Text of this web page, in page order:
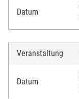
Datum
Veranstaltung
Datum